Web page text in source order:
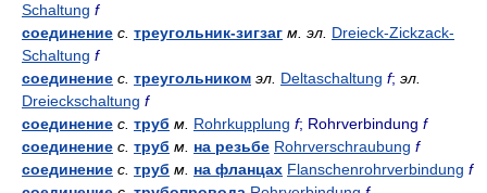
Schaltung f
соединение с. треугольник-зигзаг м. эл. Dreieck-Zickzack-
Schaltung f
соединение с. треугольником эл. Deltaschaltung f; эл.
Dreieckschaltung f
соединение с. труб м. Rohrkupplung f; Rohrverbindung f
соединение с. труб м. на резьбе Rohrverschraubung f
соединение с. труб м. на фланцах Flanschenrohrverbindung f